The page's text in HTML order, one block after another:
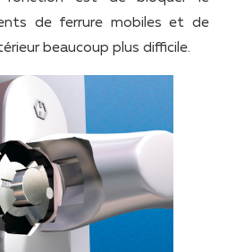
de ferrure mobiles et de
beaucoup plus difficile.